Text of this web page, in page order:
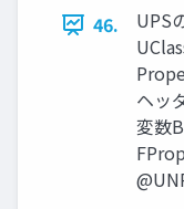
46.
UPS
ヘッ
変数